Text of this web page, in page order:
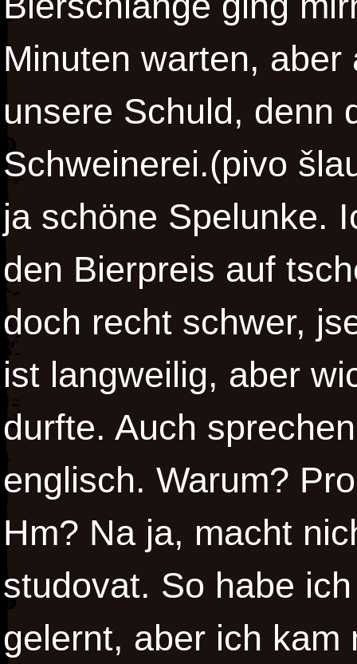
Minuten warten,
unsere Schuld, denn
Schweinerei.(pivo
ja schöne Spelunke.
den Bierpreis auf
doch recht schwer,
ist langweilig, aber
durfte. Auch
englisch. Warum?
Hm? Na ja, macht
studovat. So habe
gelernt, aber ich kam